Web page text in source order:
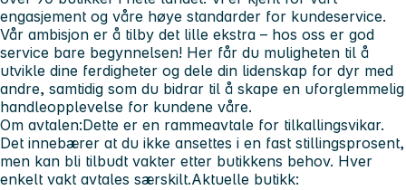
engasjement og våre høye standarder for kundeservice.
Vår ambisjon er å tilby det lille ekstra – hos oss er god
service bare begynnelsen! Her får du muligheten til å
utvikle dine ferdigheter og dele din lidenskap for dyr med
andre, samtidig som du bidrar til å skape en uforglemmelig
handleopplevelse for kundene våre.
Om avtalen:Dette er en rammeavtale for tilkallingsvikar.
Det innebærer at du ikke ansettes i en fast stillingsprosent,
men kan bli tilbudt vakter etter butikkens behov. Hver
enkelt vakt avtales særskilt.Aktuelle butikk: